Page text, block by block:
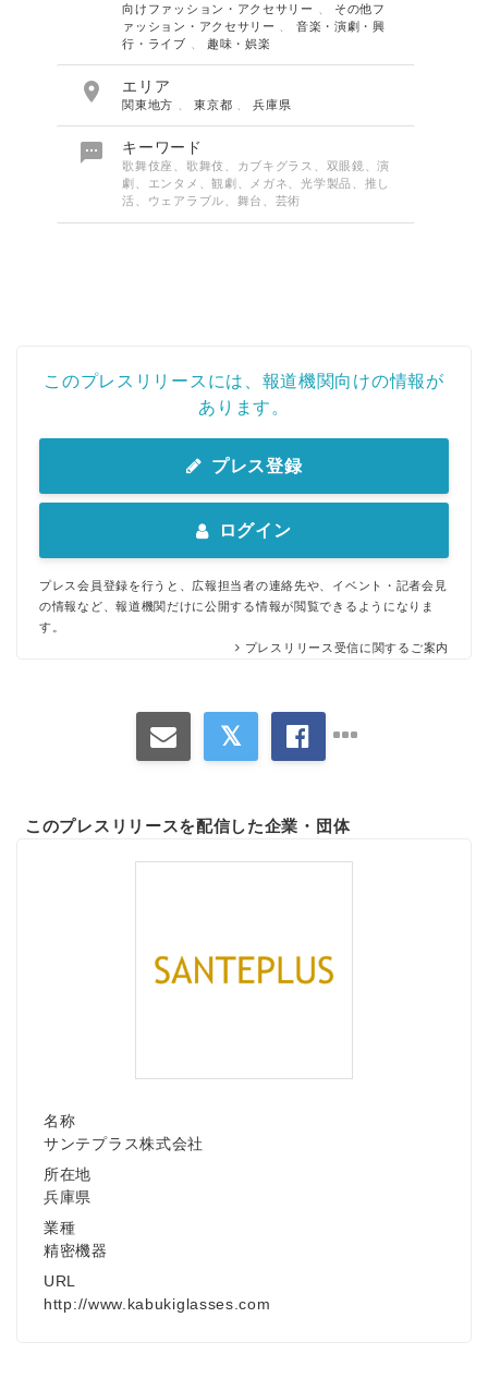
向けファッション・アクセサリー
その他フ
ァッション・アクセサリー
音楽・演劇・興
行・ライブ
趣味・娯楽
 エリア
関東地方 、東京都 、兵庫県
 キーワード
歌舞伎座、歌舞伎、カブキグラス、双眼鏡、演
劇、エンタメ、観劇、メガネ、光学製品、推し
活、ウェアラブル、舞台、芸術
このプレスリリースには、報道機関向けの情報が
あります。
プレス登録
ログイン
プレス会員登録を行うと、広報担当者の連絡先や、イベント・記者会見
の情報など、報道機関だけに公開する情報が閲覧できるようになりま
す。
プレスリリース受信に関するご案内
このプレスリリースを配信した企業・団体
名称
サンテプラス株式会社
所在地
兵庫県
業種
精密機器
URL
http://www.kabukiglasses.com